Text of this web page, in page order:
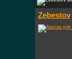
Zebestov